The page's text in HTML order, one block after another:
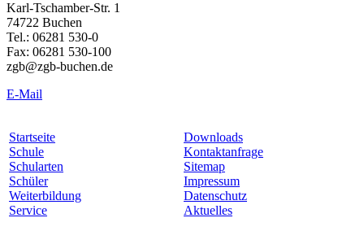
Karl-Tschamber-Str. 1
74722 Buchen
Tel.: 06281 530-0
Fax: 06281 530-100
zgb@zgb-buchen.de
E-Mail
Startseite
Schule
Schularten
Schüler
Weiterbildung
Service
Downloads
Kontaktanfrage
Sitemap
Impressum
Datenschutz
Aktuelles